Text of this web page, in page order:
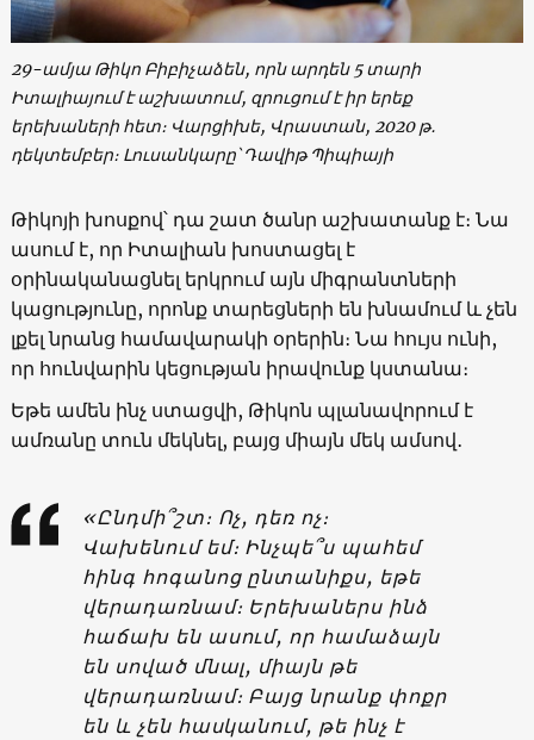
29-ամյա Թիկո Բիբիչաձեն, որն արդեն 5 տարի
Իտալիայում է աշխատում, զրուցում է իր երեք
երեխաների հետ։ Վարցիխե, Վրաստան, 2020 թ․
դեկտեմբեր։ Լուսանկարը՝ Դավիթ Պիպիայի
Թիկոյի խոսքով՝ դա շատ ծանր աշխատանք է։ Նա
ասում է, որ Իտալիան խոստացել է
օրինականացնել երկրում այն միգրանտների
կացությունը, որոնք տարեցների են խնամում և չեն
լքել նրանց համավարակի օրերին։ Նա հույս ունի,
որ հունվարին կեցության իրավունք կստանա։
Եթե ամեն ինչ ստացվի, Թիկոն պլանավորում է
ամռանը տուն մեկնել, բայց միայն մեկ ամսով․
«Ընդմի՞շտ։ Ոչ, դեռ ոչ։
Վախենում եմ։ Ինչպե՞ս պահեմ
հինգ հոգանոց ընտանիքս, եթե
վերադառնամ։ Երեխաներս ինձ
հաճախ են ասում, որ համաձայն
են սոված մնալ, միայն թե
վերադառնամ։ Բայց նրանք փոքր
են և չեն հասկանում, թե ինչ է